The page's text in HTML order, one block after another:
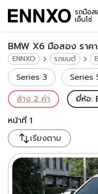
รถมือส
เอ็นโซ่
BMW X6 มือสอง ราค
ENNXO รถยนต์
Series 3 Series
หน้าที่ 1
เรียงตาม
ล้าง2ค่า ยี่ห้อ: